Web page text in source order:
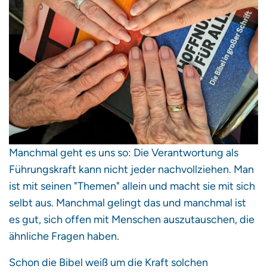
Manchmal geht es uns so: Die Verantwortung als
Führungskraft kann nicht jeder nachvollziehen. Man
ist mit seinen "Themen" allein und macht sie mit sich
selbt aus. Manchmal gelingt das und manchmal ist
es gut, sich offen mit Menschen auszutauschen, die
ähnliche Fragen haben.
Schon die Bibel weiß um die Kraft solchen